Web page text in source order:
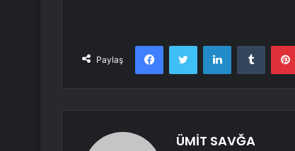
Paylaş
FacebookTwitter LinkedInTumblr
ÜMİT SAVĞA